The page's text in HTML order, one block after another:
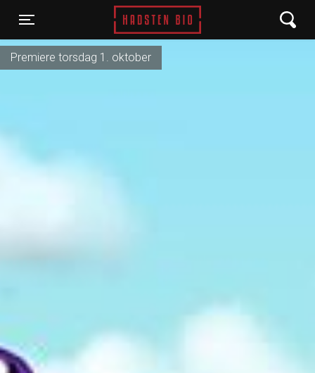
Toggle navigation
Hadsten Bio
Premiere torsdag 1. oktober